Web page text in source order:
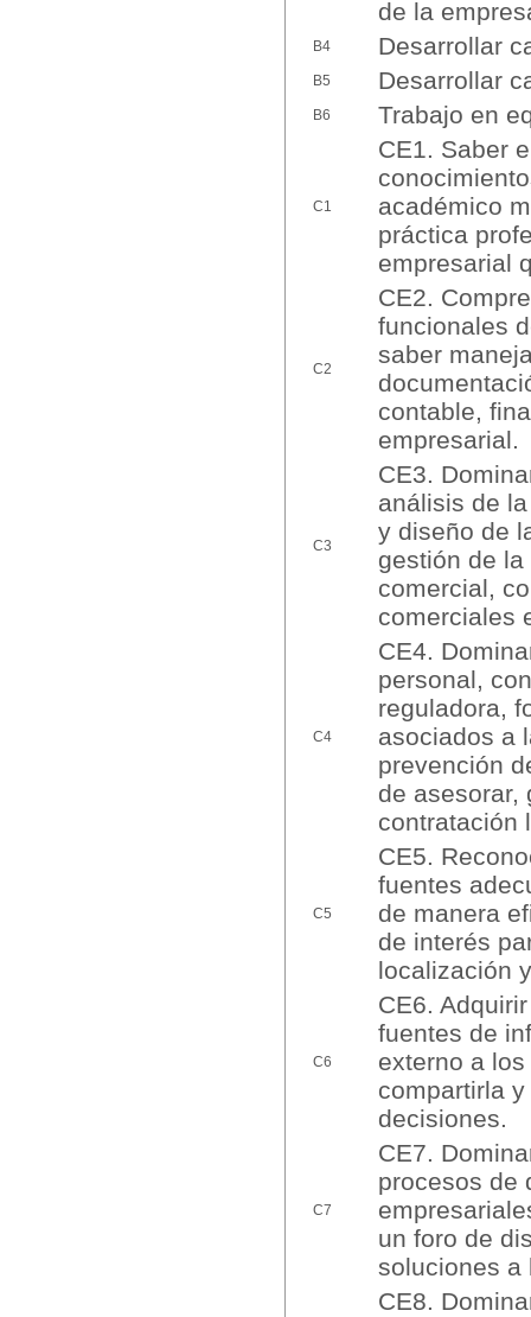
de la
B4 Desarrollar
B5 Desarrollar
B6 Trabajo en
C1
CE1. Saber
académico
práctica
empresarial
C2
CE2.
funcionales
saber
contable,
empresarial.
C3
CE3.
análisis de
y diseño de
gestión de
comercial,
comerciales
C4
CE4.
personal,
reguladora,
asociados a
prevención
de asesorar,
contratación
C5
CE5.
fuentes
de manera
de interés
localización
C6
CE6.
fuentes de
externo a
compartirla
decisiones.
C7
CE7.
procesos de
un foro de
soluciones a
CE8.